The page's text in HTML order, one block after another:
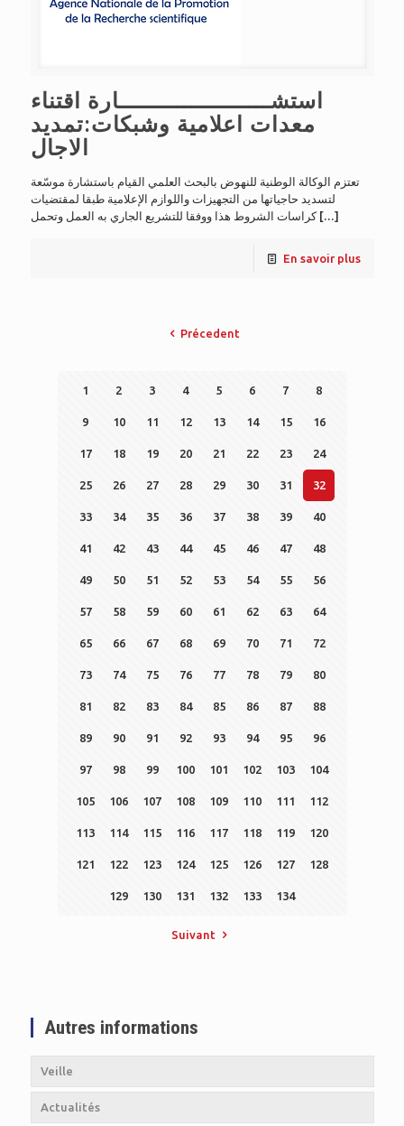
استشـــــــــــــــــــــارة اقتناء
معدات اعلامية وشبكات:تمديد
الاجال
تعتزم الوكالة الوطنية للنهوض بالبحث العلمي القيام باستشارة موسّعة
لتسديد حاجياتها من التجهيزات واللوازم الإعلامية طبقا لمقتضيات
كراسات الشروط هذا ووفقا للتشريع الجاري به العمل وتحمل[…]
En savoir plus
Précedent
1 2 3 4 5 6 7 8
9 10 11 12 13 14 15 16
17 18 19 20 21 22 23 24
25 26 27 28 29 30 31 32
33 34 35 36 37 38 39 40
41 42 43 44 45 46 47 48
49 50 51 52 53 54 55 56
57 58 59 60 61 62 63 64
65 66 67 68 69 70 71 72
73 74 75 76 77 78 79 80
81 82 83 84 85 86 87 88
89 90 91 92 93 94 95 96
97 98 99 100 101 102 103 104
105 106 107 108 109 110 111 112
113 114 115 116 117 118 119 120
121 122 123 124 125 126 127 128
129 130 131 132 133 134
Suivant
Autres informations
Veille
Actualités